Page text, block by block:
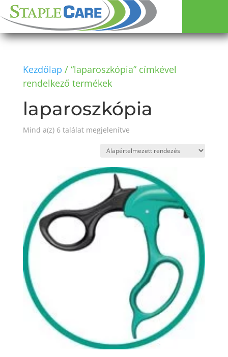
Kezdőlap / “laparoszkópia” címkével
rendelkező termékek
laparoszkópia
Mind a(z) 6 találat megjelenítve